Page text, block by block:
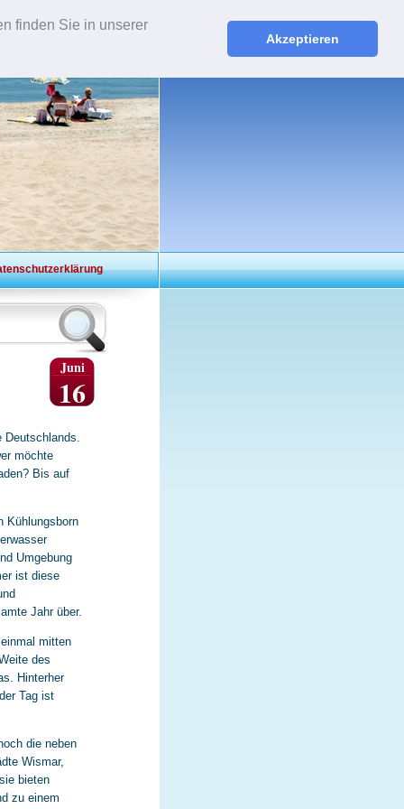
finden Sie in unserer
Akzeptieren
Juni
16
möchte
Bis auf
Kühlungsborn
Umgebung
ist diese
Jahr über.
mitten
des
Hinterher
Tag ist
die neben
Wismar,
bieten
zu einem